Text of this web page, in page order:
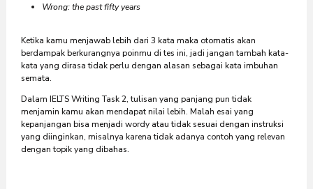
Wrong: the past fifty years
Ketika kamu menjawab lebih dari 3 kata maka otomatis akan
berdampak berkurangnya poinmu di tes ini, jadi jangan tambah kata-
kata yang dirasa tidak perlu dengan alasan sebagai kata imbuhan
semata.
Dalam IELTS Writing Task 2, tulisan yang panjang pun tidak
menjamin kamu akan mendapat nilai lebih. Malah esai yang
kepanjangan bisa menjadi wordy atau tidak sesuai dengan instruksi
yang diinginkan, misalnya karena tidak adanya contoh yang relevan
dengan topik yang dibahas.